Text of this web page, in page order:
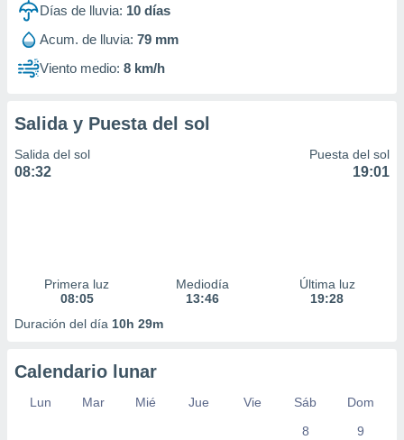
1199Días de lluvia: 10 días
Acum. de lluvia: 79 mm
Viento medio: 8 km/h
Salida y Puesta del sol
Salida del sol
08:32
Puesta del sol
19:01
Primera luz
08:05
Mediodía
13:46
Última luz
19:28
Duración del día 10h 29m
Calendario lunar
Lun Mar Mié Jue Vie Sáb
Dom
8
9